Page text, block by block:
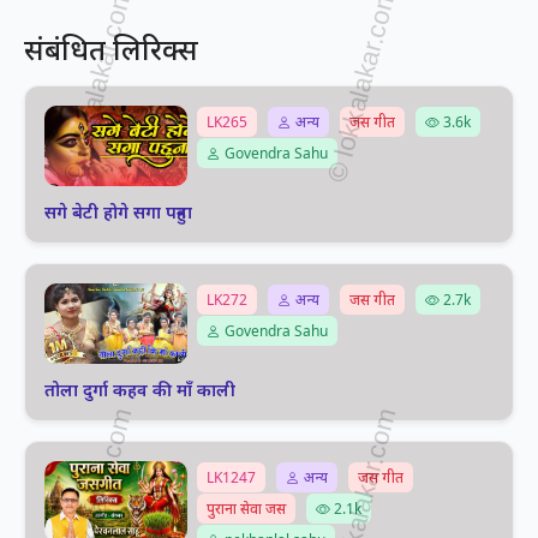
संबंधित लिरिक्स
LK265 अन्य जस गीत
3.6k
Govendra Sahu
सगे बेटी होगे सगा पहुना
LK272 अन्य जस गीत
2.7k
Govendra Sahu
तोला दुर्गा कहव की माँ काली
LK1247 अन्य
जस गीत
पुराना सेवा जस
2.1k